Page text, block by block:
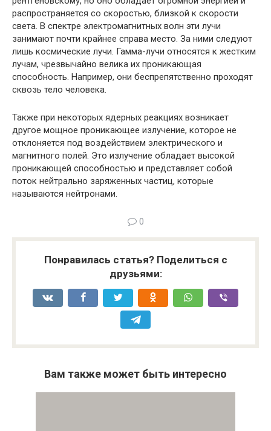
распространя­ется со скоростью, близкой к скорости
света. В спектре элек­тромагнитных волн эти лучи
занимают почти крайнее справа место. За ними следуют
лишь космические лучи. Гамма-лучи относятся к жестким
лучам, чрезвычайно велика их прони­кающая
способность. Например, они беспрепятственно про­ходят
сквозь тело человека.
Также при некоторых ядерных реакциях возникает
другое мощное проникающее излучение, которое не
отклоняется под воздействием электрического и
магнитного полей. Это излу­чение обладает высокой
проникающей способностью и пред­ставляет собой
поток нейтрально заряженных частиц, которые
называются нейтронами.
0
Понравилась статья? Поделиться с
друзьями:
Вам также может быть интересно